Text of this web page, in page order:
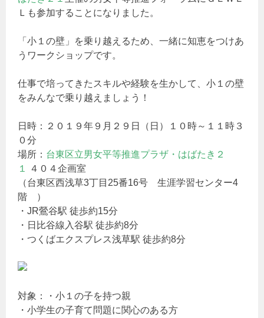
Ｌも参加することになりました。
「小１の壁」を乗り越えるため、一緒に知恵をつけあ
うワークショップです。
仕事で培ってきたスキルや経験を生かして、小１の壁
をみんなで乗り越えましょう！
日時：２０１９年９月２９日（日）１０時～１１時３
０分
場所： 台東区立男女平等推進プラザ・はばたき２
１
４０４企画室
（台東区西浅草3丁目25番16号 生涯学習センター4
階 ）
・JR鶯谷駅 徒歩約15分
・日比谷線入谷駅 徒歩約8分
・つくばエクスプレス浅草駅 徒歩約8分
対象：・小１の子を持つ親
・小学生の子育て問題に関心のある方